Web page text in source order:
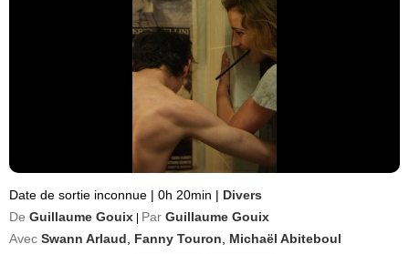
Date de sortie inconnue | 0h 20min | Divers
De Guillaume Gouix Par Guillaume Gouix
Avec Swann Arlaud Fanny Touron Michaël Abiteboul